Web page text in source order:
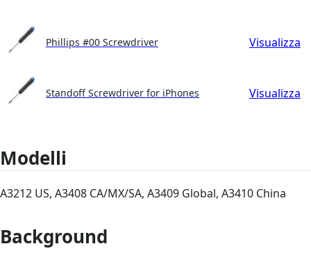
Phillips #00 Screwdriver Visualizza
Standoff Screwdriver for iPhones Visualizza
Modelli
A3212 US, A3408 CA/MX/SA, A3409 Global, A3410 China
Background